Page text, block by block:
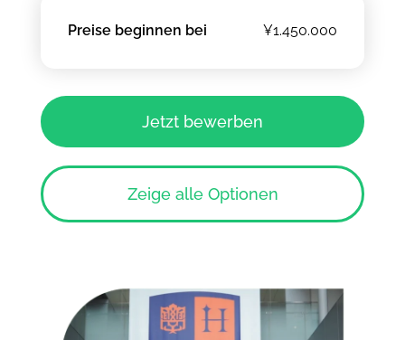
Preise beginnen bei ¥1.450.000
Jetzt bewerben
Zeige alle Optionen